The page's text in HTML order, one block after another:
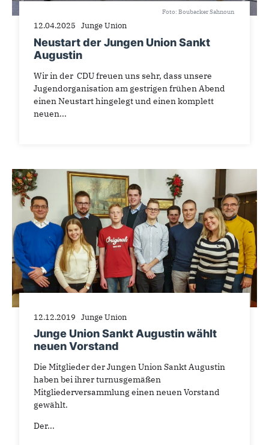
Foto: Boubacker Sahnoun
12.04.2025 Junge Union
Neustart der Jungen Union Sankt
Augustin
Wir in der CDU freuen uns sehr, dass unsere
Jugendorganisation am gestrigen frühen Abend
einen Neustart hingelegt und einen komplett
neuen...
12.12.2019 Junge Union
Junge Union Sankt Augustin wählt
neuen Vorstand
Die Mitglieder der Jungen Union Sankt Augustin
haben bei ihrer turnusgemäßen
Mitgliederversammlung einen neuen Vorstand
gewählt.
Der...